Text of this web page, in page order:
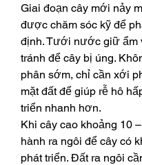
Giai đoạn cây mới nảy
được chăm sóc kỹ để
định. Tưới nước giữ ẩm
tránh để cây bị úng.
phân sớm, chỉ cần xới
mặt đất để giúp rễ hô
triển nhanh hơn.
Khi cây cao khoảng 10
hành ra ngôi để cây có
phát triển. Đất ra ngôi